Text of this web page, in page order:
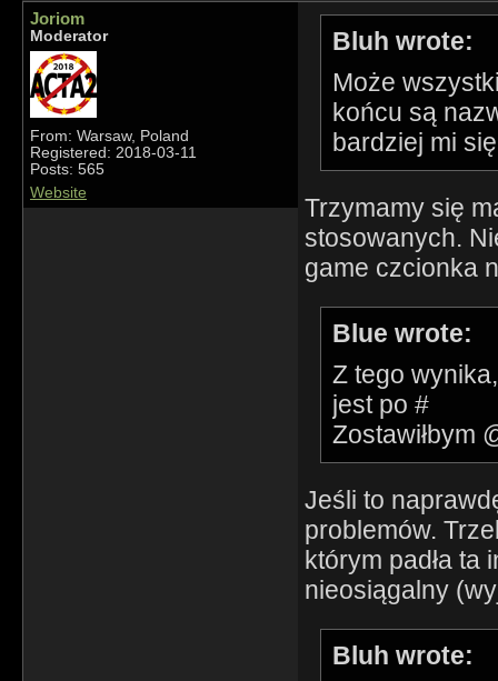
Joriom
Moderator
From: Warsaw, Poland
Registered: 2018-03-11
Posts: 565
Website
Bluh wrote:
Może
końcu są
bardziej mi
Trzymamy się
stosowanych.
game czcionka
Blue wrote:
Z tego
jest po #
Zostawiłbym
Jeśli to
problemów.
którym padła
nieosiągalny
Bluh wrote: